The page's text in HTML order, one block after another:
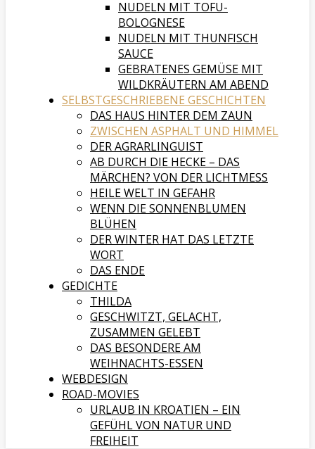
NUDELN MIT TOFU-
BOLOGNESE
NUDELN MIT THUNFISCH
SAUCE
GEBRATENES GEMÜSE MIT
WILDKRÄUTERN AM ABEND
SELBSTGESCHRIEBENE GESCHICHTEN
DAS HAUS HINTER DEM ZAUN
ZWISCHEN ASPHALT UND HIMMEL
DER AGRARLINGUIST
AB DURCH DIE HECKE – DAS
MÄRCHEN? VON DER LICHTMESS
HEILE WELT IN GEFAHR
WENN DIE SONNENBLUMEN
BLÜHEN
DER WINTER HAT DAS LETZTE
WORT
DAS ENDE
GEDICHTE
THILDA
GESCHWITZT, GELACHT,
ZUSAMMEN GELEBT
DAS BESONDERE AM
WEIHNACHTS-ESSEN
WEBDESIGN
ROAD-MOVIES
URLAUB IN KROATIEN – EIN
GEFÜHL VON NATUR UND
FREIHEIT